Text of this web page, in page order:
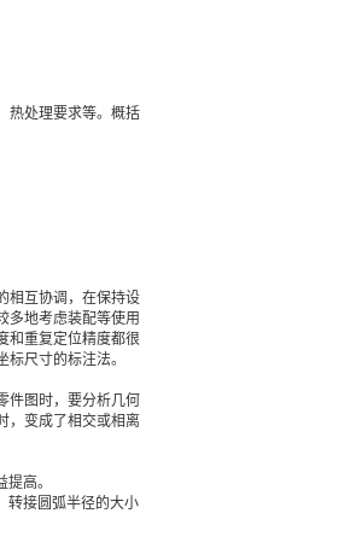
热处理要求等。概括
相互协调，在保持设
多地考虑装配等使用
和重复定位精度都很
尺寸的标注法。
件图时，要分析几何
，变成了相交或相离
高。
转接圆弧半径的大小